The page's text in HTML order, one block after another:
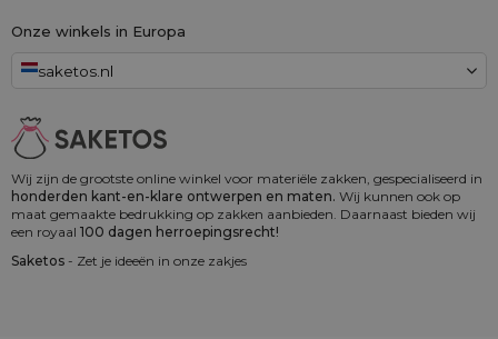
Wij zijn de grootste online winkel voor materiële zakken, gespecialiseerd in
honderden kant-en-klare ontwerpen en maten. Wij kunnen ook op
maat gemaakte bedrukking op zakken aanbieden. Daarnaast bieden wij
een royaal 100 dagen herroepingsrecht!
Saketos - Zet je ideeën in onze zakjes
Onze winkels in Europa
saketos.nl